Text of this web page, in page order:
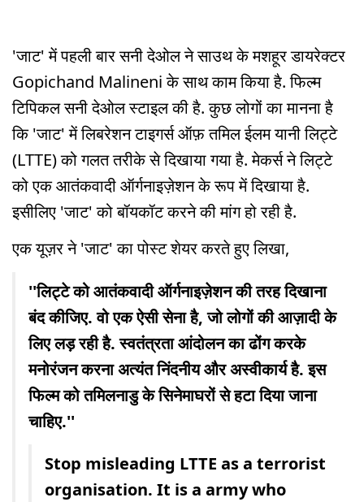
'जाट' में पहली बार सनी देओल ने साउथ के मशहूर डायरेक्टर
Gopichand Malineni के साथ काम किया है. फिल्म
टिपिकल सनी देओल स्टाइल की है. कुछ लोगों का मानना है
कि 'जाट' में लिबरेशन टाइगर्स ऑफ़ तमिल ईलम यानी लिट्टे
(LTTE) को गलत तरीके से दिखाया गया है. मेकर्स ने लिट्टे
को एक आतंकवादी ऑर्गनाइज़ेशन के रूप में दिखाया है.
इसीलिए 'जाट' को बॉयकॉट करने की मांग हो रही है.
एक यूज़र ने 'जाट' का पोस्ट शेयर करते हुए लिखा,
''लिट्टे को आतंकवादी ऑर्गनाइज़ेशन की तरह दिखाना
बंद कीजिए. वो एक ऐसी सेना है, जो लोगों की आज़ादी के
लिए लड़ रही है. स्वतंत्रता आंदोलन का ढोंग करके
मनोरंजन करना अत्यंत निंदनीय और अस्वीकार्य है. इस
फिल्म को तमिलनाडु के सिनेमाघरों से हटा दिया जाना
चाहिए.''
Stop misleading LTTE as a terrorist
organisation. It is a army who